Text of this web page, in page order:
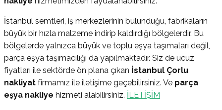
İstanbul semtleri, iş merkezlerinin bulunduğu, fabrikaların
büyük bir hızla malzeme indirip kaldırdığı bölgelerdir. Bu
bölgelerde yalnızca büyük ve toplu eşya taşımaları değil,
parça eşya taşımacılığı da yapılmaktadır. Siz de ucuz
fiyatları ile sektörde ön plana çıkan İstanbul Çorlu
nakliyat firmamız ile iletişime geçebilirsiniz. Ve parça
eşya nakliye hizmeti alabilirsiniz. İLETİŞİM